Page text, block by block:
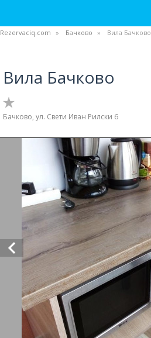
Rezervaciq.com Бачково Вила Бачково
Вила Бачково
Бачково, ул. Свети Иван Рилски 6